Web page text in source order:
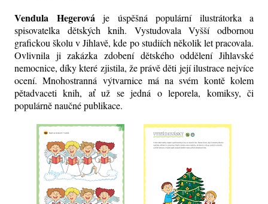
Vendula Hegerováje úspěšná populární ilustrátorka a
spisovatelka dětských knih. Vystudovala Vyšší odbornou
grafickou školu v Jihlavě, kde po studiích několik let pracovala.
Ovlivnila ji zakázka zdobení dětského oddělení Jihlavské
nemocnice, díky které zjistila, že právě děti její ilustrace nejvíce
ocení. Mnohostranná výtvarnice má na svém kontě kolem
pětadvaceti knih, ať už se jedná o leporela, komiksy, či
populárně naučné publikace.